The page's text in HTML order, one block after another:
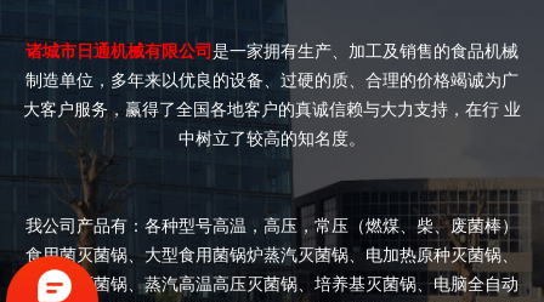
诸城市日通机械有限公司 是一家拥有生产、加工及销售的食品机械
制造单位，多年来以优良的设备、过硬的质、合理的价格竭诚为广
大客户服务，赢得了全国各地客户的真诚信赖与大力支持，在行 业
中树立了较高的知名度。
我公司产品有：各种型号高温，高压，常压（燃煤、柴、废菌棒）
食用菌灭菌锅、大型食用菌锅炉蒸汽灭菌锅、电加热原种灭菌锅、
双开门灭菌锅、蒸汽高温高压灭菌锅、培养基灭菌锅、电脑全自动